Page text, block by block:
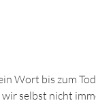
Wort bis zum
selbst nicht